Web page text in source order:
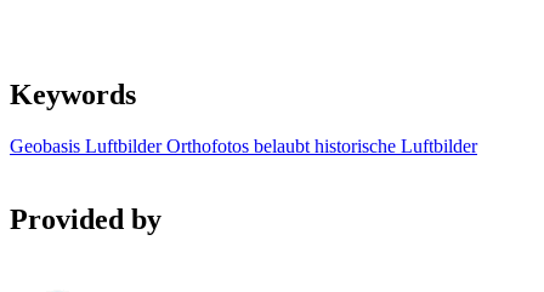
Keywords
Geobasis Luftbilder Orthofotos belaubt historische Luftbilder
Provided by